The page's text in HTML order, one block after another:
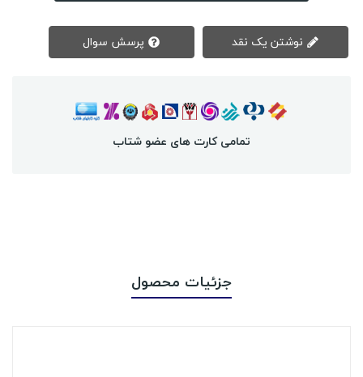
تمامی کارت های عضو شتاب
جزئیات محصول